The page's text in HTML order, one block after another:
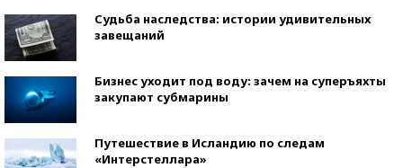
Судьба наследства: истории удивительных
завещаний
Бизнес уходит под воду: зачем на суперъяхты
закупают субмарины
Путешествие в Исландию по следам
«Интерстеллара»